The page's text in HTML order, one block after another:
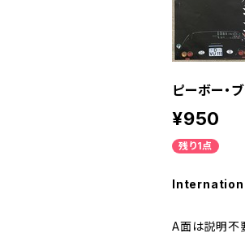
ピーボー・
¥950
残り1点
A面は説明不